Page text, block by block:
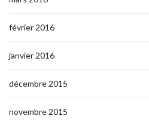
février 2016
janvier 2016
décembre 2015
novembre 2015